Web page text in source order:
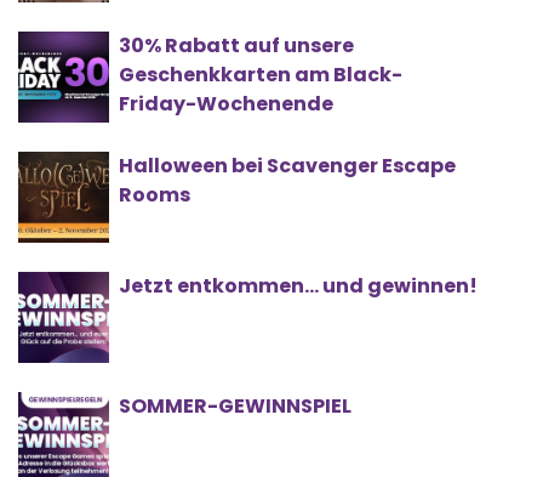
30% Rabatt auf unsere
Geschenkkarten am Black-
Friday-Wochenende
Halloween bei Scavenger Escape
Rooms
Jetzt entkommen… und gewinnen!
SOMMER-GEWINNSPIEL